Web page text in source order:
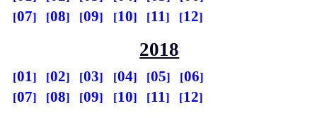
07
08 09 10 11 12
2018
01 02 03 04 05
06
07
08 09 10 11 12